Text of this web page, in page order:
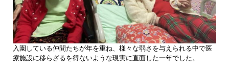
入園している仲間たちが年を重ね、様々な弱さを与えられる中で医
療施設に移らざるを得ないような現実に直面した一年でした。